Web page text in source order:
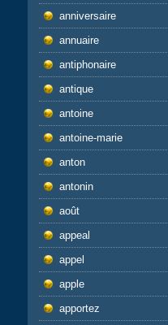
anniversaire
annuaire
antiphonaire
antique
antoine
antoine-marie
anton
antonin
août
appeal
appel
apple
apportez